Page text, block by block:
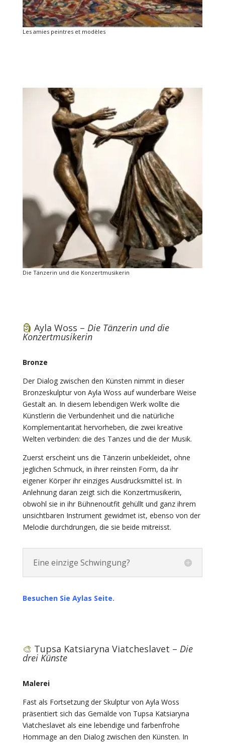
Les amies peintres et modèles
Die Tänzerin und die Konzertmusikerin
🗿 Ayla Woss – Die Tänzerin und die
Konzertmusikerin
Bronze
Der Dialog zwischen den Künsten nimmt in dieser
Bronzeskulptur von Ayla Woss auf wunderbare Weise
Gestalt an. In diesem lebendigen Werk wollte die
Künstlerin die Verbundenheit und die natürliche
Komplementarität hervorheben, die zwei kreative
Welten verbinden: die des Tanzes und die der Musik.
Zuerst erscheint uns die Tänzerin unbekleidet, ohne
jeglichen Schmuck, in ihrer reinsten Form, da ihr
eigener Körper ihr einziges Ausdrucksmittel ist. In
Anlehnung daran zeigt sich die Konzertmusikerin,
obwohl sie in ihr Bühnenoutfit gehüllt und ganz ihrem
unsichtbaren Instrument gewidmet ist, ebenso von der
Melodie durchdrungen, die sie beide mitreisst.
Eine einzige Schwingung?
Besuchen Sie Aylas Seite.
🎨 Tupsa Katsiaryna Viatcheslavet – Die
drei Künste
Malerei
Fast als Fortsetzung der Skulptur von Ayla Woss
präsentiert sich das Gemälde von Tupsa Katsiaryna
Viatcheslavet als eine lebendige und farbenfrohe
Hommage an den Dialog zwischen den Künsten. In